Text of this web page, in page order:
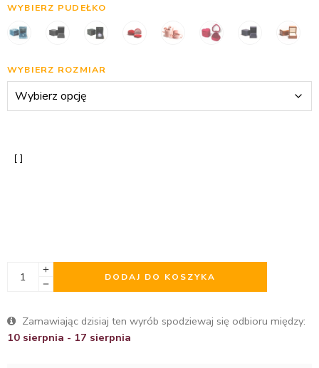
WYBIERZ PUDEŁKO
WYBIERZ ROZMIAR
DODAJ DO KOSZYKA
Zamawiając dzisiaj ten wyrób spodziewaj się odbioru między:
10 sierpnia - 17 sierpnia